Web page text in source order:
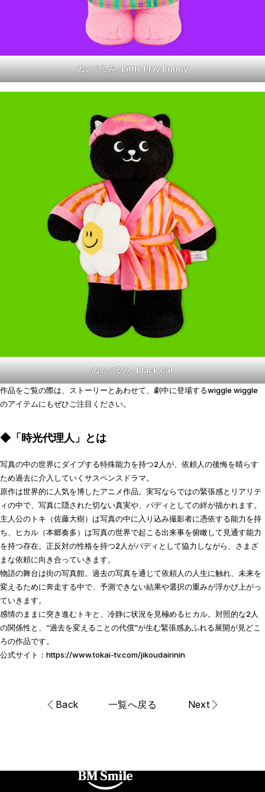
ぬいぐるみ ‐ Little Play Bunny
ぬいぐるみ ‐ Black Cat
作品をご覧の際は、ストーリーとあわせて、劇中に登場するwiggle wiggle
のアイテムにもぜひご注目ください。
◆「時光代理人」とは
写真の中の世界にダイブする特殊能力を持つ2人が、依頼人の後悔を晴らす
ため過去に介入していくサスペンスドラマ。
原作は世界的に人気を博したアニメ作品。実写ならではの緊張感とリアリテ
ィの中で、写真に隠された切ない真実や、バディとしての絆が描かれます。
主人公のトキ（佐藤大樹）は写真の中に入り込み撮影者に憑依する能力を持
ち、ヒカル（本郷奏多）は写真の世界で起こる出来事を俯瞰して見通す能力
を持つ存在。正反対の性格を持つ2人がバディとして協力しながら、さまざ
まな依頼に向き合っていきます。
物語の舞台は街の写真館。過去の写真を通じて依頼人の人生に触れ、未来を
変えるために奔走する中で、予測できない結果や選択の重みが浮かび上がっ
ていきます。
感情のままに突き進むトキと、冷静に状況を見極めるヒカル。対照的な2人
の関係性と、“過去を変えることの代償”が生む緊張感あふれる展開が見どこ
ろの作品です。
公式サイト： https://www.tokai-tv.com/jikoudairinin
Back 一覧へ戻る Next